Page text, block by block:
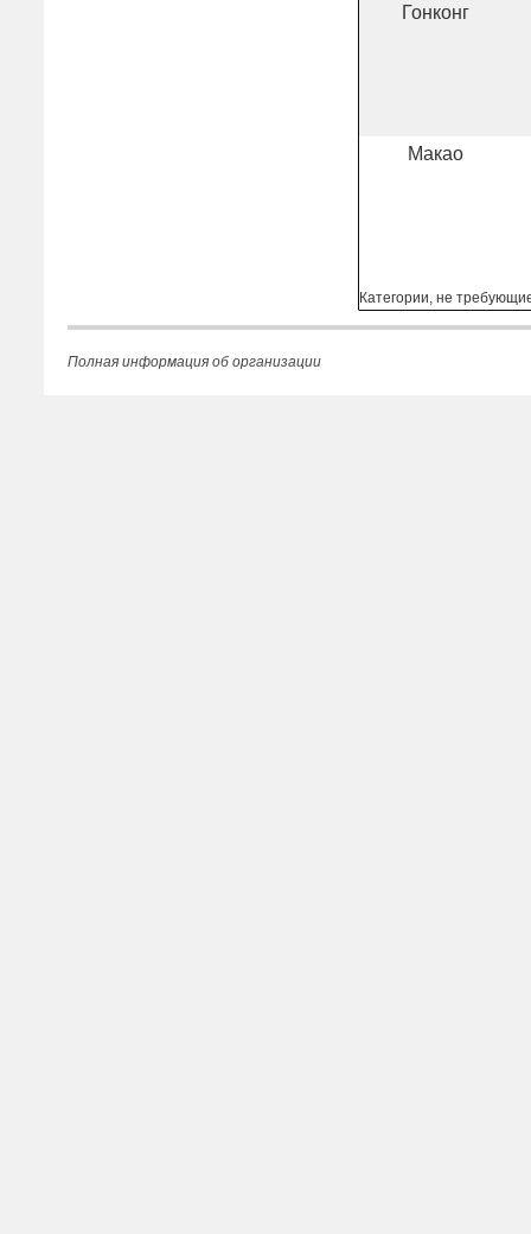
Гонконг
Макао
Категории, не
Полная информация об организации